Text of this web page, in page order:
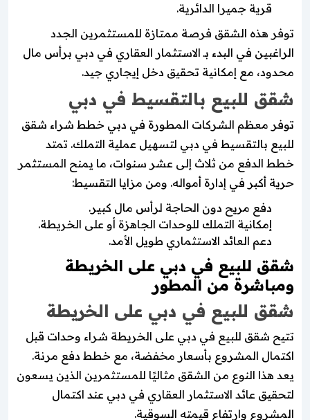
قرية جميرا الدائرية.
توفر هذه الشقق فرصة ممتازة للمستثمرين الجدد
الراغبين في البدء بـ الاستثمار العقاري في دبي برأس مال
محدود، مع إمكانية تحقيق دخل إيجاري جيد.
شقق للبيع بالتقسيط في دبي
توفر معظم الشركات المطورة في دبي خطط شراء شقق
للبيع بالتقسيط في دبي لتسهيل عملية التملك. تمتد
خطط الدفع من ثلاث إلى عشر سنوات، ما يمنح المستثمر
حرية أكبر في إدارة أمواله. ومن مزايا التقسيط:
دفع مريح دون الحاجة لرأس مال كبير.
إمكانية التملك للوحدات الجاهزة أو على الخريطة.
دعم العائد الاستثماري طويل الأمد.
شقق للبيع في دبي على الخريطة
ومباشرة من المطور
شقق للبيع في دبي على الخريطة
تتيح شقق للبيع في دبي على الخريطة شراء وحدات قبل
اكتمال المشروع بأسعار مخفضة، مع خطط دفع مرنة.
يعد هذا النوع من الشقق مثاليًا للمستثمرين الذين يسعون
لتحقيق عائد الاستثمار العقاري في دبي عند اكتمال
المشروع وارتفاع قيمته السوقية.